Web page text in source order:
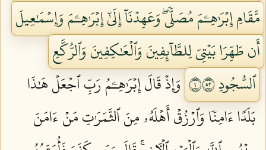
مَّقَامِ إِبۡرَٰهِـۧمَ مُصَلّٗىۖ وَعَهِدۡنَآ إِلَىٰٓ إِبۡرَٰهِـۧمَ وَإِسۡمَٰعِيلَ
أَن طَهِّرَا بَيۡتِيَ لِلطَّآئِفِينَ وَٱلۡعَٰكِفِينَ وَٱلرُّكَّعِ
ٱلسُّجُودِ ١٢٥
وَإِذۡ قَالَ إِبۡرَٰهِـۧمُ رَبِّ ٱجۡعَلۡ هَٰذَا
بَلَدًا ءَامِنٗا وَٱرۡزُقۡ أَهۡلَهُۥ مِنَ ٱلثَّمَرَٰتِ مَنۡ ءَامَنَ